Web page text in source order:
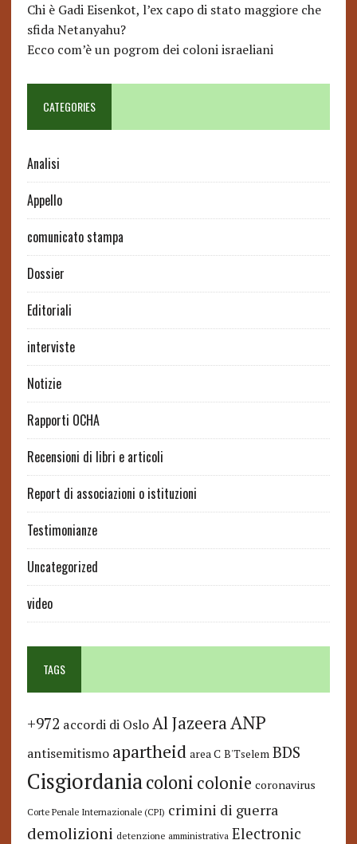
Chi è Gadi Eisenkot, l’ex capo di stato maggiore che
sfida Netanyahu?
Ecco com’è un pogrom dei coloni israeliani
CATEGORIES
Analisi
Appello
comunicato stampa
Dossier
Editoriali
interviste
Notizie
Rapporti OCHA
Recensioni di libri e articoli
Report di associazioni o istituzioni
Testimonianze
Uncategorized
video
TAGS
+972 accordi di Oslo Al JazeeraANP
antisemitismo apartheid area C B'Tselem BDS
Cisgiordaniacoloni colonie coronavirus
Corte Penale Internazionale (CPI) crimini di guerra
demolizioni detenzione amministrativa Electronic